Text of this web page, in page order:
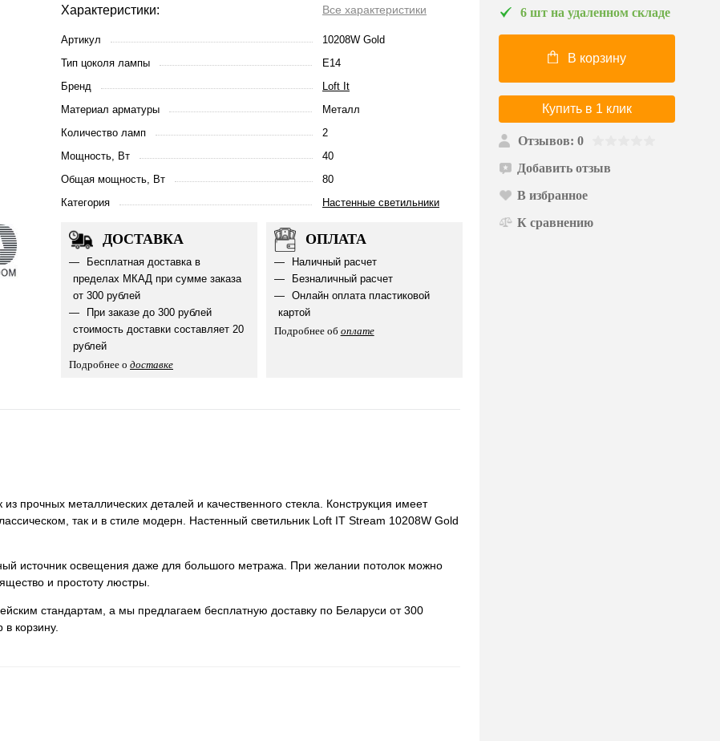
Характеристики: Все характеристики
Артикул
10208W Gold
Тип цоколя лампы
E14
Бренд
Loft It
Материал арматуры
Металл
Количество ламп
2
Мощность, Вт
40
Общая мощность, Вт
80
Категория
Настенные светильники
ДОСТАВКА
Бесплатная доставка в
пределах МКАД при сумме заказа
от 300 рублей
При заказе до 300 рублей
стоимость доставки составляет 20
рублей
Подробнее о доставке
ОПЛАТА
Наличный расчет
Безналичный расчет
Онлайн оплата пластиковой
картой
Подробнее об оплате
прочных металлических деталей и качественного стекла. Конструкция имеет
так и в стиле модерн. Настенный светильник Loft IT Stream 10208W Gold
источник освещения даже для большого метража. При желании потолок можно
и простоту люстры.
стандартам, а мы предлагаем бесплатную доставку по Беларуси от 300
корзину.
6 шт на удаленном складе
В корзину
Купить в 1 клик
Отзывов: 0
Добавить отзыв
В избранное
К сравнению